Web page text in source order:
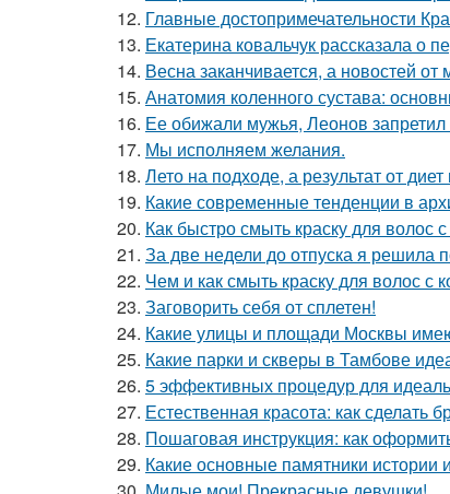
12. Главные достопримечательности
13. Екатерина ковальчук рассказала о
14. Весна заканчивается, а новостей
15. Анатомия коленного сустава:
16. Ее обижали мужья, Леонов
17. Мы исполняем желания.
18. Лето на подходе, а результат от
19. Какие современные тенденции в
20. Как быстро смыть краску для
21. За две недели до отпуска я решила
22. Чем и как смыть краску для волос с
23. Заговорить себя от сплетен!
24. Какие улицы и площади Москвы
25. Какие парки и скверы в Тамбове
26. 5 эффективных процедур для
27. Естественная красота: как сделать
28. Пошаговая инструкция: как
29. Какие основные памятники истории